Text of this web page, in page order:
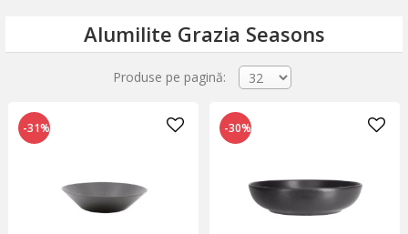
Alumilite Grazia Seasons
Produse pe pagină:
-31% -30%